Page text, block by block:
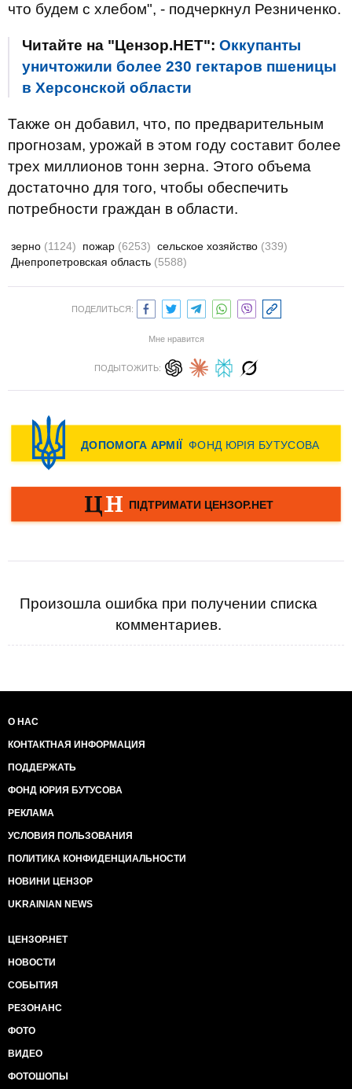
что будем с хлебом", - подчеркнул Резниченко.
Читайте на "Цензор.НЕТ": Оккупанты
уничтожили более 230 гектаров пшеницы
в Херсонской области
Также он добавил, что, по предварительным
прогнозам, урожай в этом году составит более
трех миллионов тонн зерна. Этого объема
достаточно для того, чтобы обеспечить
потребности граждан в области.
зерно (1124) пожар (6253) сельское хозяйство (339)
Днепропетровская область (5588)
ПОДЕЛИТЬСЯ:
Мне нравится
ПОДЫТОЖИТЬ:
Произошла ошибка при получении списка
комментариев.
О НАС
КОНТАКТНАЯ ИНФОРМАЦИЯ
ПОДДЕРЖАТЬ
ФОНД ЮРИЯ БУТУСОВА
РЕКЛАМА
УСЛОВИЯ ПОЛЬЗОВАНИЯ
ПОЛИТИКА КОНФИДЕНЦИАЛЬНОСТИ
НОВИНИ ЦЕНЗОР
UKRAINIAN NEWS
ЦЕНЗОР.НЕТ
НОВОСТИ
СОБЫТИЯ
РЕЗОНАНС
ФОТО
ВИДЕО
ФОТОШОПЫ